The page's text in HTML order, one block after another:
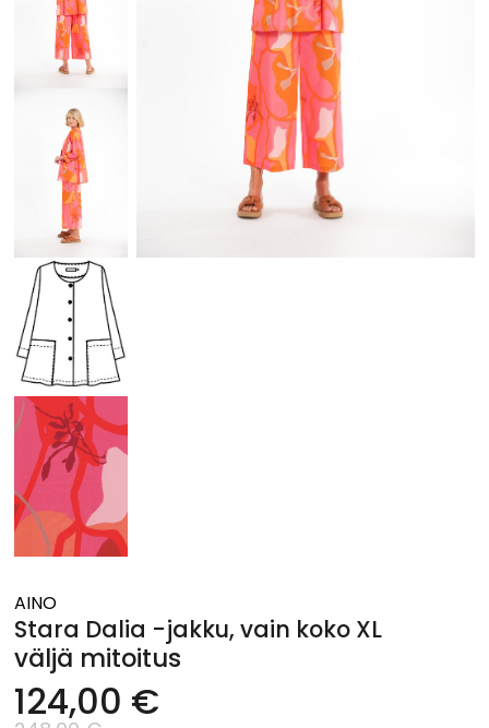
AINO
Stara Dalia -jakku, vain koko XL
väljä mitoitus
124,00 €